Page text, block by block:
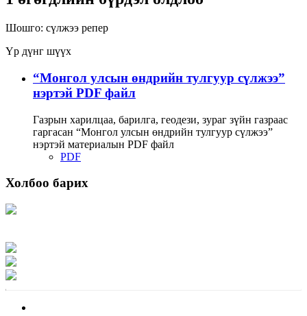
Шошго: сүлжээ репер
Үр дүнг шүүх
“Монгол улсын өндрийн тулгуур сүлжээ”
нэртэй PDF файл
Газрын харилцаа, барилга, геодези, зураг зүйн газраас
гаргасан “Монгол улсын өндрийн тулгуур сүлжээ”
нэртэй материалын PDF файл
PDF
Холбоо барих